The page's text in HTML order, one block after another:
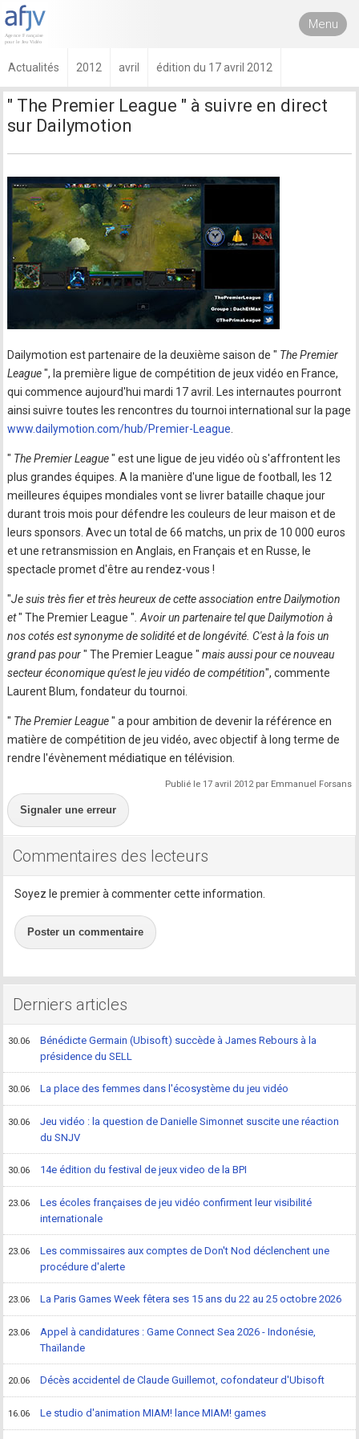
Menu
Actualités 2012 avril édition du 17 avril 2012
" The Premier League " à suivre en direct
sur Dailymotion
Dailymotion est partenaire de la deuxième saison de " The Premier
League", la première ligue de compétition de jeux vidéo en France,
qui commence aujourd'hui mardi 17 avril. Les internautes pourront
ainsi suivre toutes les rencontres du tournoi international sur la page
www.dailymotion.com/hub/Premier-League
" The Premier League" est une ligue de jeu vidéo où s'affrontent les
plus grandes équipes. A la manière d'une ligue de football, les 12
meilleures équipes mondiales vont se livrer bataille chaque jour
durant trois mois pour défendre les couleurs de leur maison et de
leurs sponsors. Avec un total de 66 matchs, un prix de 10 000 euros
et une retransmission en Anglais, en Français et en Russe, le
spectacle promet d'être au rendez-vous !
"Je suis très fier et très heureux de cette association entre Dailymotion
et" The Premier League " . Avoir un partenaire tel que Dailymotion à
nos cotés est synonyme de solidité et de longévité. C'est à la fois un
grand pas pour" The Premier League " mais aussi pour ce nouveau
secteur économique qu'est le jeu vidéo de compétition", commente
Laurent Blum, fondateur du tournoi.
" The Premier League" a pour ambition de devenir la référence en
matière de compétition de jeu vidéo, avec objectif à long terme de
rendre l'évènement médiatique en télévision.
Publié le 17 avril 2012 par Emmanuel Forsans
Signaler une erreur
Commentaires des lecteurs
Soyez le premier à commenter cette information.
Poster un commentaire
Derniers articles
30.06
Bénédicte Germain (Ubisoft) succède à James Rebours à la
présidence du SELL
30.06 La place des femmes dans l'écosystème du jeu vidéo
30.06
Jeu vidéo : la question de Danielle Simonnet suscite une réaction
du SNJV
30.06 14e édition du festival de jeux video de la BPI
23.06
Les écoles françaises de jeu vidéo confirment leur visibilité
internationale
23.06
Les commissaires aux comptes de Don't Nod déclenchent une
procédure d'alerte
23.06 La Paris Games Week fêtera ses 15 ans du 22 au 25 octobre 2026
23.06
Appel à candidatures : Game Connect Sea 2026 - Indonésie,
Thaïlande
20.06 Décès accidentel de Claude Guillemot, cofondateur d'Ubisoft
16.06 Le studio d'animation MIAM! lance MIAM! games